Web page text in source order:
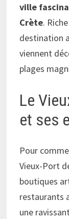
ville
Crète.
destination
viennent
plages
Le
et ses
Pour
Vieux-Port
boutiques
restaurants
une